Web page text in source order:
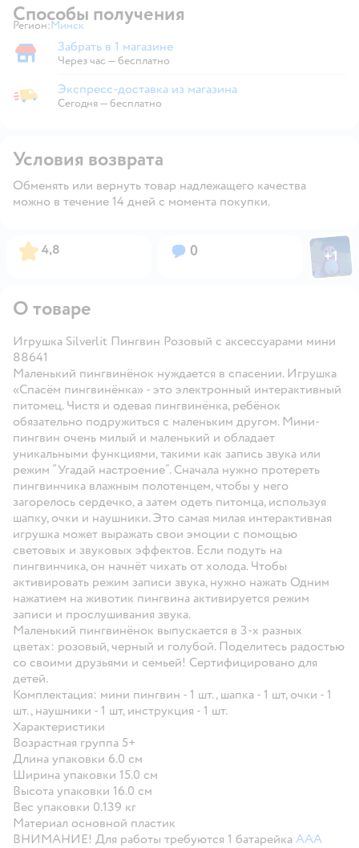
Способы получения
Регион: Выбор адреса доставки.
Минск
Забрать в магазине
Забрать в 1 магазине
Через час — бесплатно
Экспресс-доставка из магазина
Экспресс-доставка из магазина
Сегодня—бесплатно
Условия возврата
Обменять или вернуть товар надлежащего качества
можно в течение 14 дней с момента покупки.
Рейтинг:
4,8 Вопросов:
0 Фото
+1
О товаре
Игрушка Silverlit Пингвин Розовый с аксессуарами мини
88641
Маленький пингвинёнок нуждается в спасении. Игрушка
«Спасём пингвинёнка» - это электронный интерактивный
питомец. Чистя и одевая пингвинёнка, ребёнок
обязательно подружиться с маленьким другом. Мини-
пингвин очень милый и маленький и обладает
уникальными функциями, такими как запись звука или
режим “Угадай настроение”. Сначала нужно протереть
пингвинчика влажным полотенцем, чтобы у него
загорелось сердечко, а затем одеть питомца, используя
шапку, очки и наушники. Это самая милая интерактивная
игрушка может выражать свои эмоции с помощью
световых и звуковых эффектов. Если подуть на
пингвинчика, он начнёт чихать от холода. Чтобы
активировать режим записи звука, нужно нажать Одним
нажатием на животик пингвина активируется режим
записи и прослушивания звука.
Маленький пингвинёнок выпускается в 3-х разных
цветах: розовый, черный и голубой. Поделитесь радостью
со своими друзьями и семьей! Сертифицировано для
детей.
Комплектация: мини пингвин - 1 шт., шапка - 1 шт, очки - 1
шт., наушники - 1 шт, инструкция - 1 шт.
Характеристики
Возрастная группа 5+
Длина упаковки 6.0 см
Ширина упаковки 15.0 см
Высота упаковки 16.0 см
Вес упаковки 0.139 кг
Материал основной пластик
ВНИМАНИЕ! Для работы требуются 1 батарейка ААА